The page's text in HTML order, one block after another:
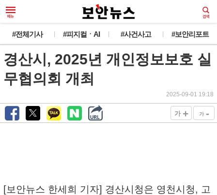
#전체기사 #피지컬ㆍAI #사건사고 #보안리포트
경산시, 2025년 개인정보보호 실
무협의회 개최
2025-09-01 19:18
가 + 가 -
[보안뉴스 한세희 기자] 경산시청은 영천시청, 고